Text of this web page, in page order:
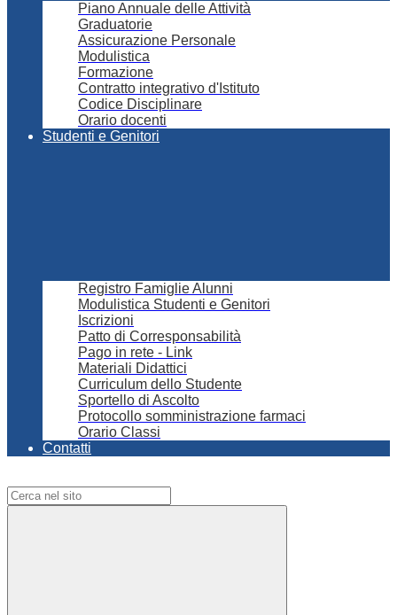
Piano Annuale delle Attività
Graduatorie
Assicurazione Personale
Modulistica
Formazione
Contratto integrativo d'Istituto
Codice Disciplinare
Orario docenti
Studenti e Genitori
Registro Famiglie Alunni
Modulistica Studenti e Genitori
Iscrizioni
Patto di Corresponsabilità
Pago in rete - Link
Materiali Didattici
Curriculum dello Studente
Sportello di Ascolto
Protocollo somministrazione farmaci
Orario Classi
Contatti